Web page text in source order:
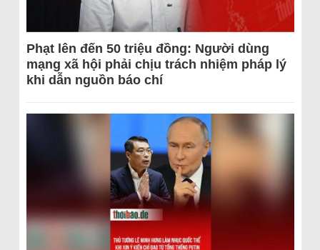
Phạt lên đến 50 triệu đồng: Người dùng
mạng xã hội phải chịu trách nhiệm pháp lý
khi dẫn nguồn báo chí